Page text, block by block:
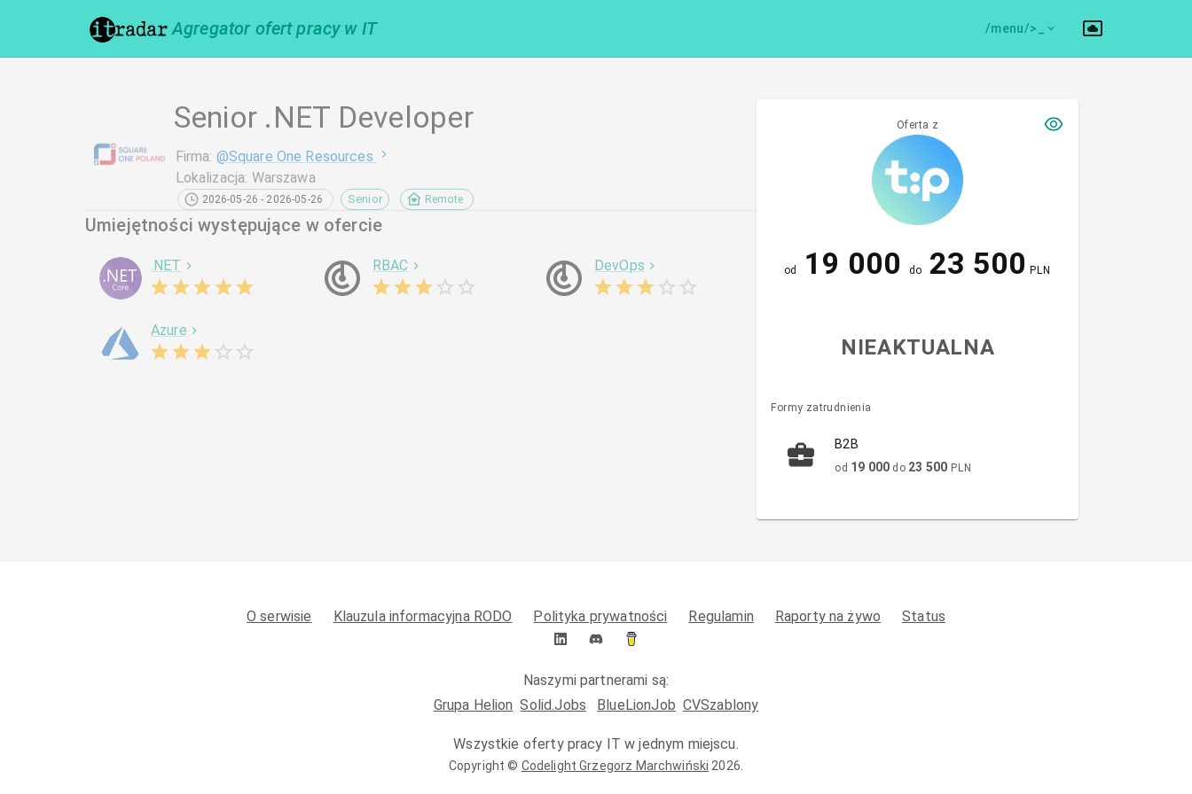
Agregator ofert pracy w IT /menu/>
Senior .NET Developer
Firma: @Square One Resources
Lokalizacja: Warszawa
2026-05-26 - 2026-05-26 Senior Remote
Umiejętności występujące w ofercie
.NET RBAC DevOps
Azure
Oferta z
od 19 000 do 23 500 PLN
NIEAKTUALNA
Formy zatrudnienia
B2B
od 19 000 do 23 500 PLN
O serwisie Klauzula informacyjna RODO Polityka prywatności Regulamin Raporty na żywo Status
Naszymi partnerami są:
Grupa Helion Solid.Jobs BlueLionJob CVSzablony
Wszystkie oferty pracy IT w jednym miejscu.
Copyright © Codelight Grzegorz Marchwiński 2026.